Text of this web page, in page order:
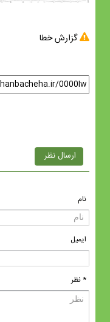
گزارش خطا
ارسال نظر
نام
ایمیل
* نظر